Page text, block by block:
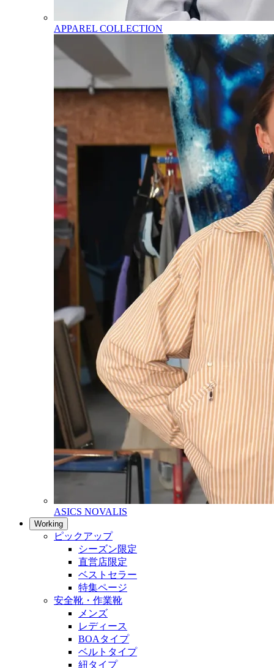
APPAREL COLLECTION
ASICS NOVALIS
Working
ピックアップ
シーズン限定
直営店限定
ベストセラー
特集ページ
安全靴・作業靴
メンズ
レディース
BOAタイプ
ベルトタイプ
紐タイプ